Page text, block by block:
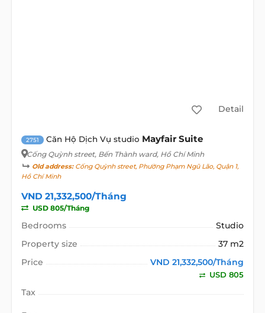
Detail
2751 Căn Hộ Dịch Vụ studio Mayfair Suite
Cống Quỳnh street, Bến Thành ward, Hồ Chí Minh
Old address:Cống Quỳnh street, Phường Phạm Ngũ Lão, Quận 1,
Hồ Chí Minh
VND 21,332,500/Tháng
USD 805/Tháng
Bedrooms
Studio
Property size
37 m2
Price
VND 21,332,500/Tháng
USD 805
Tax